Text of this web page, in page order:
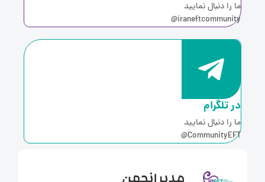
را دنبال نمایید
تلگرام
را دنبال نمایید